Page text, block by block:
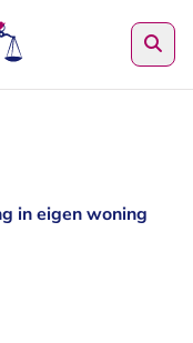
in eigen woning